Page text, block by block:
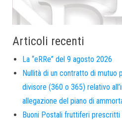
Articoli recenti
La “eRRe” del 9 agosto 2026
Nullità di un contratto di mutuo
divisore (360 o 365) relativo
allegazione del piano di
Buoni Postali fruttiferi